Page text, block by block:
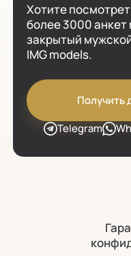
Хотите
более 3000 анкет
закрытый
IMG models.
Получить
Telegram